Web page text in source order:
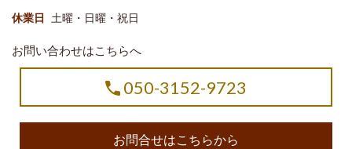
休業日 土曜・日曜・祝日
お問い合わせはこちらへ
050-3152-9723
お問合せはこちらから